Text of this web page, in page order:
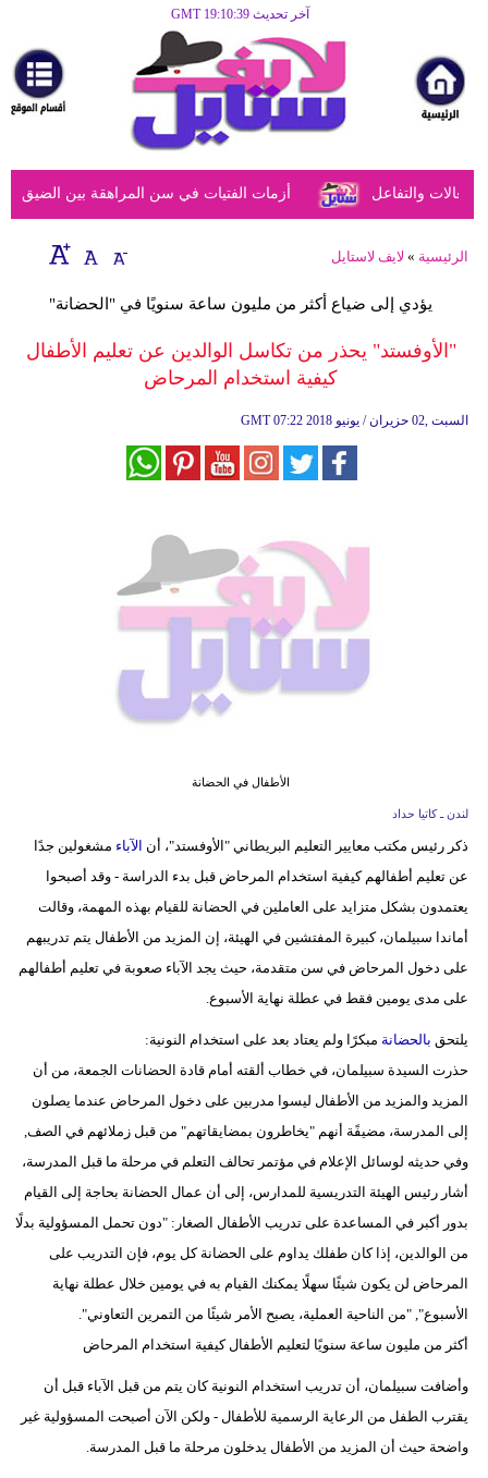
آخر تحديث GMT 19:10:39
مرأة
أزياء
أزياء
إسلامية
ديكور
صحة
أزمات الفتيات في سن المراهقة بين الضيق والتفاعل
الرئيسية » لايف لاستايل
يؤدي إلى ضياع أكثر من مليون ساعة سنويًا في "الحضانة"
"الأوفستد" يحذر من تكاسل الوالدين عن تعليم الأطفال
كيفية استخدام المرحاض
GMT 07:22 2018 السبت ,02 حزيران / يونيو
الأطفال في الحضانة
لندن ـ كاتيا حداد
ذكر رئيس مكتب معايير التعليم البريطاني "الأوفستد"، أن الآباء مشغولين جدًا
عن تعليم أطفالهم كيفية استخدام المرحاض قبل بدء الدراسة - وقد أصبحوا
يعتمدون بشكل متزايد على العاملين في الحضانة للقيام بهذه المهمة، وقالت
أماندا سبيلمان، كبيرة المفتشين في الهيئة، إن المزيد من الأطفال يتم تدريبهم
على دخول المرحاض في سن متقدمة، حيث يجد الآباء صعوبة في تعليم أطفالهم
على مدى يومين فقط في عطلة نهاية الأسبوع.
يلتحق بالحضانة مبكرًا ولم يعتاد بعد على استخدام النونية:
حذرت السيدة سبيلمان، في خطاب ألقته أمام قادة الحضانات الجمعة، من أن
المزيد والمزيد من الأطفال ليسوا مدربين على دخول المرحاض عندما يصلون
إلى المدرسة، مضيفًة أنهم "يخاطرون بمضايقاتهم" من قبل زملائهم في الصف,
وفي حديثه لوسائل الإعلام في مؤتمر تحالف التعلم في مرحلة ما قبل المدرسة،
أشار رئيس الهيئة التدريسية للمدارس، إلى أن عمال الحضانة بحاجة إلى القيام
بدور أكبر في المساعدة على تدريب الأطفال الصغار: "دون تحمل المسؤولية بدلًا
من الوالدين، إذا كان طفلك يداوم على الحضانة كل يوم، فإن التدريب على
المرحاض لن يكون شيئًا سهلًا يمكنك القيام به في يومين خلال عطلة نهاية
الأسبوع", "من الناحية العملية، يصبح الأمر شيئًا من التمرين التعاوني".
أكثر من مليون ساعة سنويًا لتعليم الأطفال كيفية استخدام المرحاض
وأضافت سبيلمان، أن تدريب استخدام النونية كان يتم من قبل الآباء قبل أن
يقترب الطفل من الرعاية الرسمية للأطفال - ولكن الآن أصبحت المسؤولية غير
واضحة حيث أن المزيد من الأطفال يدخلون مرحلة ما قبل المدرسة.